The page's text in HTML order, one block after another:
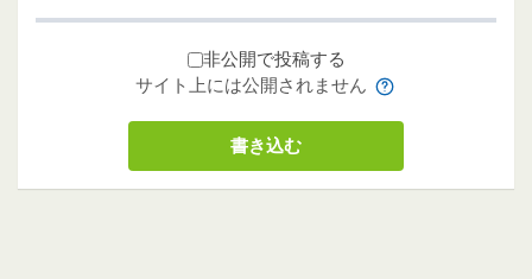
非公開で投稿する
サイト上には公開されません